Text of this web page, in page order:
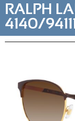
RALPH
4140/